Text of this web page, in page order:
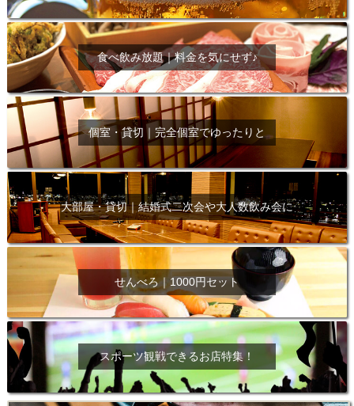
食べ飲み放題｜料金を気にせず♪
個室・貸切｜完全個室でゆったりと
大部屋・貸切｜結婚式二次会や大人数飲み会に
せんべろ｜1000円セット
スポーツ観戦できるお店特集！